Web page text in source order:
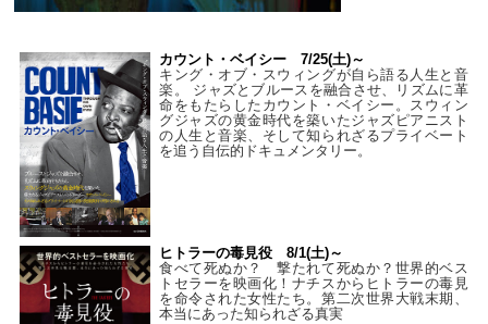
カウント・ベイシー 7/25(土)～
キング・オブ・スウィングが自ら語る人生と音
楽。 ジャズとブルースを融合させ、リズムに革
命をもたらしたカウント・ベイシー。スウィン
グジャズの黄金時代を築いたジャズピアニスト
の人生と音楽、そして知られざるプライベート
を追う自伝的ドキュメンタリー。
ヒトラーの毒見役 8/1(土)～
食べて死ぬか？ 撃たれて死ぬか？世界的ベス
トセラーを映画化！ナチスからヒトラーの毒見
を命令された女性たち。第二次世界大戦末期、
本当にあった知られざる真実